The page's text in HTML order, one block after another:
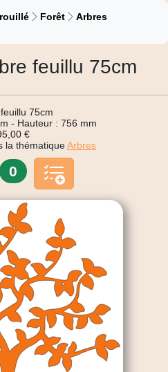
Forêt
Arbres
feuillu 75cm
75cm
- Hauteur : 756 mm
€
la thématiqueArbres
0